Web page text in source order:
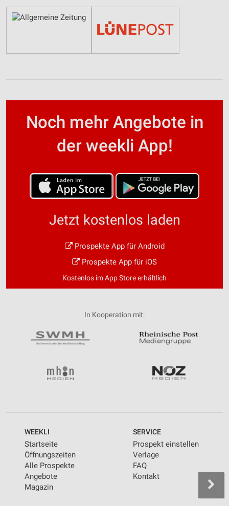
Noch mehr Angebote in
der weekli App!
Jetzt kostenlos laden
Prospekte App für Android
Prospekte App für iOS
Kostenlos im App Store erhältlich
In Kooperation mit:
WEEKLI
Startseite
Öffnungszeiten
Alle Prospekte
Angebote
Magazin
SERVICE
Prospekt einstellen
Verlage
FAQ
Kontakt